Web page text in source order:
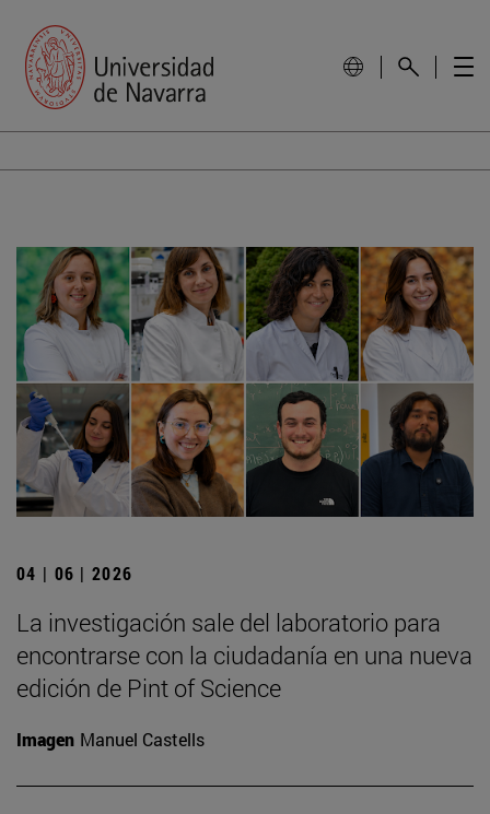
04 | 06 | 2026
La investigación sale del laboratorio para
encontrarse con la ciudadanía en una nueva
edición de Pint of Science
Imagen Manuel Castells